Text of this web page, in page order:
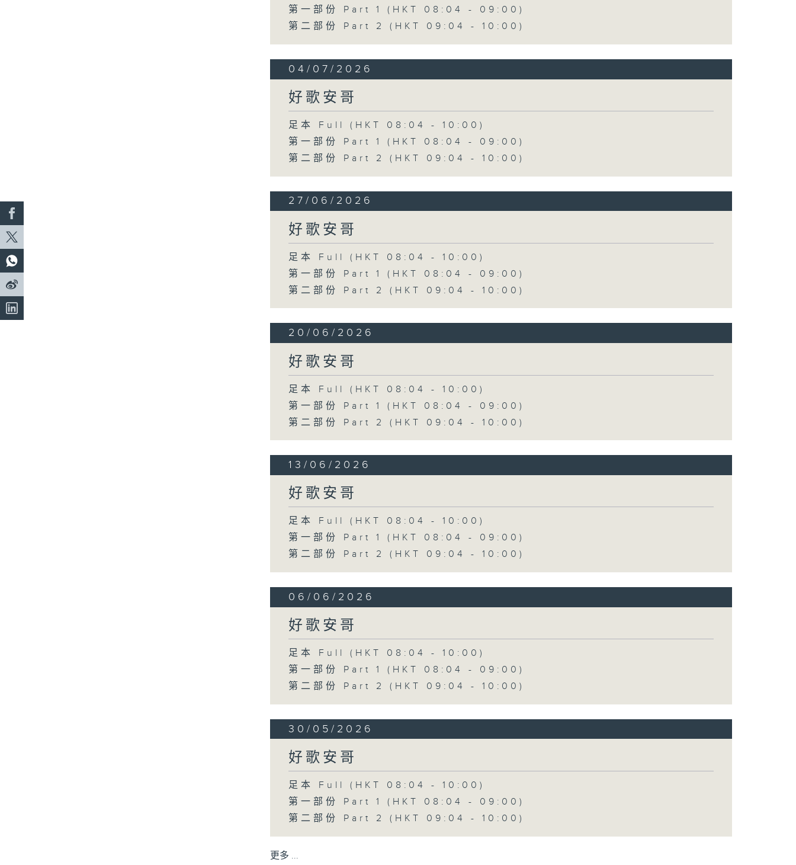
第一部份 Part 1 (HKT 08:04 - 09:00)
第二部份 Part 2 (HKT 09:04 - 10:00)
04/07/2026
好歌安哥
足本 Full (HKT 08:04 - 10:00)
第一部份 Part 1 (HKT 08:04 - 09:00)
第二部份 Part 2 (HKT 09:04 - 10:00)
27/06/2026
好歌安哥
足本 Full (HKT 08:04 - 10:00)
第一部份 Part 1 (HKT 08:04 - 09:00)
第二部份 Part 2 (HKT 09:04 - 10:00)
20/06/2026
好歌安哥
足本 Full (HKT 08:04 - 10:00)
第一部份 Part 1 (HKT 08:04 - 09:00)
第二部份 Part 2 (HKT 09:04 - 10:00)
13/06/2026
好歌安哥
足本 Full (HKT 08:04 - 10:00)
第一部份 Part 1 (HKT 08:04 - 09:00)
第二部份 Part 2 (HKT 09:04 - 10:00)
06/06/2026
好歌安哥
足本 Full (HKT 08:04 - 10:00)
第一部份 Part 1 (HKT 08:04 - 09:00)
第二部份 Part 2 (HKT 09:04 - 10:00)
30/05/2026
好歌安哥
足本 Full (HKT 08:04 - 10:00)
第一部份 Part 1 (HKT 08:04 - 09:00)
第二部份 Part 2 (HKT 09:04 - 10:00)
更多 ...